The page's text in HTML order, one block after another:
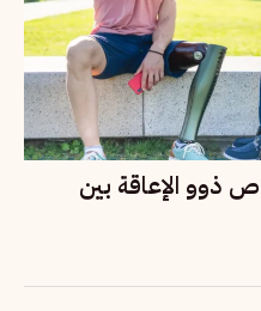
ذوو الإعاقة بين